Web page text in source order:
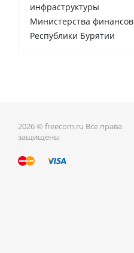
инфраструктуры
Министерства финансов
Республики Бурятии
2026 © freecom.ru Все права
защищены